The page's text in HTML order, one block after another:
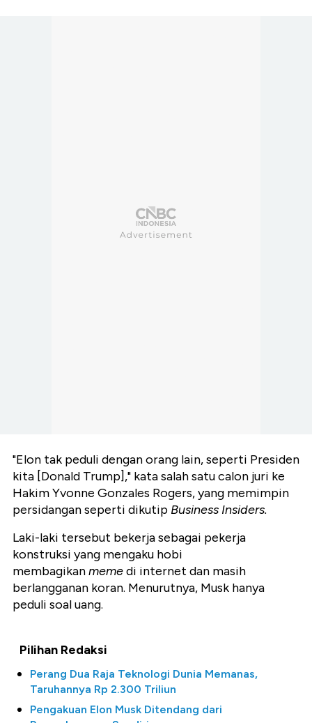
"Elon tak peduli dengan orang lain, seperti Presiden
kita [Donald Trump]," kata salah satu calon juri ke
Hakim Yvonne Gonzales Rogers, yang memimpin
persidangan seperti dikutip Business Insiders.
Laki-laki tersebut bekerja sebagai pekerja
konstruksi yang mengaku hobi
membagikanmemedi internet dan masih
berlangganan koran. Menurutnya, Musk hanya
peduli soal uang.
Pilihan Redaksi
Perang Dua Raja Teknologi Dunia Memanas,
Taruhannya Rp 2.300 Triliun
Pengakuan Elon Musk Ditendang dari